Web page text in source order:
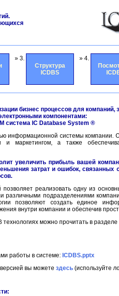
» 3.
Структура
ICDBS
» 4.
бизнес процессов для
компонентами:
система IC Database System ®
информационной системы компании.
и маркетингом, а также
увеличить прибыль вашей
затрат и ошибок, связанных
позволяет реализовать одну из
различными подразделениями
позволяют создать единое
внутри компании и обеспечив
можно прочитать в разделе
работы в системе: ICDBS.pptx
вы можете здесь (используйте